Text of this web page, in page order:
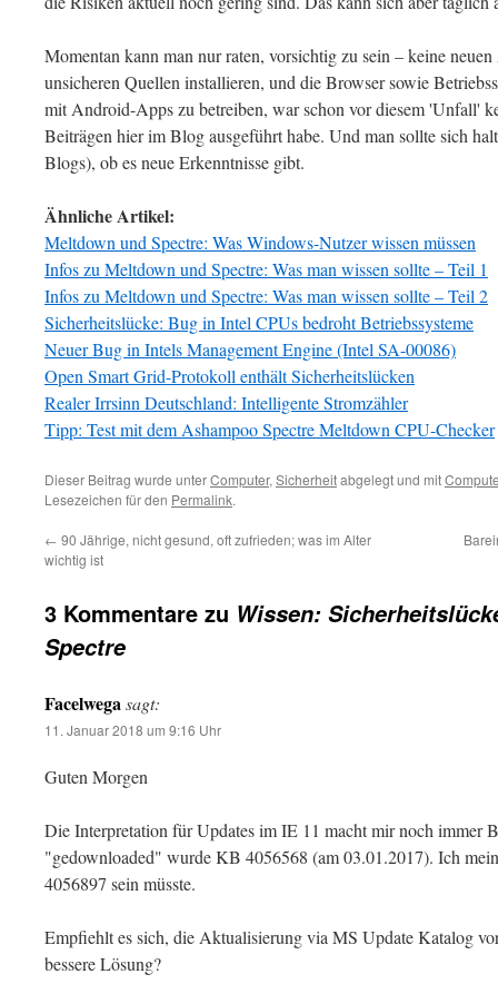
Momentan kann man nur raten, vorsichtig zu sein – keine
unsicheren Quellen installieren, und die Browser sowie
mit Android-Apps zu betreiben, war schon vor diesem 'Unfall'
Beiträgen hier im Blog ausgeführt habe. Und man sollte sich
Blogs), ob es neue Erkenntnisse gibt.
Ähnliche Artikel:
Meltdown und Spectre: Was Windows-Nutzer wissen müssen
Infos zu Meltdown und Spectre: Was man wissen sollte – Teil 1
Infos zu Meltdown und Spectre: Was man wissen sollte – Teil 2
Sicherheitslücke: Bug in Intel CPUs bedroht Betriebssysteme
Neuer Bug in Intels Management Engine (Intel SA-00086)
Open Smart Grid-Protokoll enthält Sicherheitslücken
Realer Irrsinn Deutschland: Intelligente Stromzähler
Tipp: Test mit dem Ashampoo Spectre Meltdown CPU-Checker
Dieser Beitrag wurde unterComputer, Sicherheitabgelegt und mit
Lesezeichen für den Permalink.
← 90 Jährige, nicht gesund, oft zufrieden; was im Alter
wichtig ist
3 Kommentare zu Wissen:
Spectre
Facelwegasagt:
11. Januar 2018 um 9:16 Uhr
Guten Morgen
Die Interpretation für Updates im IE 11 macht mir noch immer
"gedownloaded" wurde KB 4056568 (am 03.01.2017). Ich
4056897 sein müsste.
Empfiehlt es sich, die Aktualisierung via MS Update Katalog
bessere Lösung?